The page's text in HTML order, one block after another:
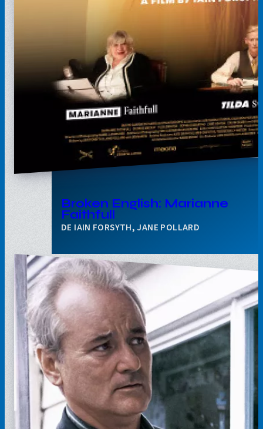
Broken English: Marianne
Faithfull
IAIN FORSYTH, JANE POLLARD